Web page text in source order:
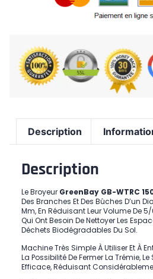
Description
Description
Le Broyeur GreenBay GB-WTRC
Des Branches Et Des Bûches D’un
Mm, En Réduisant Leur Volume De
Qui Ont Besoin De Nettoyer Les
Déchets Biodégradables Du Sol.
Machine Très Simple À Utiliser Et À
La Possibilité De Fermer La Trémie,
Efficace, Réduisant